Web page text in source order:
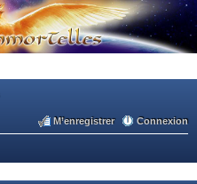
Connexion
M’enregistrer